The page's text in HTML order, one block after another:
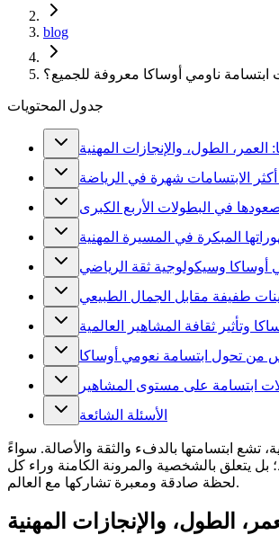
blog
ابتسامة ناومي أوساكا معروفة للجميع؟
جدول المحتويات
العمر، الطول، والإنجازات المهنية
الابتسامات شهرة في الرياضة
في البطولات الأربع الكبرى
المبكرة في المسيرة المهنية
أوساكا وسيكولوجية ثقة الرياضي
طفيفة مقابل الجمال الطبيعي
وتأثير ثقافة المشاهير العالمية
من تحول ابتسامة نعومي أوساكا
ابتسامة على مستوى المشاهير
الأسئلة الشائعة
تشع ابتسامتها بالدفء والثقة والأصالة. سواءً
بل يتعلق بالشخصية والمرونة الكامنة وراء كل
لحظة صادقة ومعبرة تشاركها مع العالم.
الطول، والإنجازات المهنية